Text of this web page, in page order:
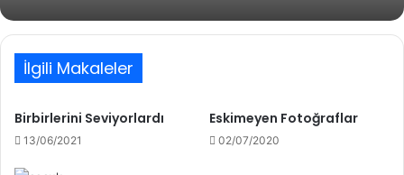
İlgili Makaleler
Birbirlerini Seviyorlardı
13/06/2021
Eskimeyen Fotoğraflar
02/07/2020